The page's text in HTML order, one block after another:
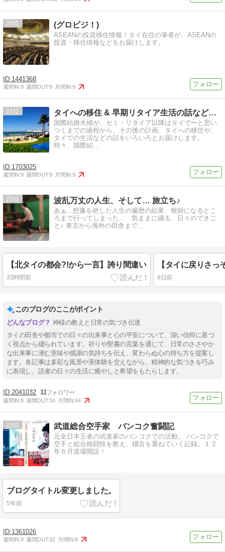
20 (グロビジ！)
ASEANの投資移住情報！タイ在住の筆者が、ASEANの
投資・移住情報などをお届けします。
1441368
週間IN:9 週間OUT:9 月間IN:9
21 タイへの移住 & 早期リタイア生活の話などをいろいろと
国際結婚夫婦が、セミ・リタイア以降はタイで〜と思い
つくまでの過程から、その後の計画、タイへの移住や、
タイでの生活などの話をいろいろとお届けします。
時々、国際結…
1703025
週間IN:9 週間OUT:9 月間IN:9
22 波乱万丈の人生、そして… 旅立ち♪
あぁ...想像を絶した人生の遍歴の結果、牧師になるとこ
ろまで行ってしまった... 気ままに綴る、日々のできご
と♪ 東京から海外の田舎まで…
【北タイの都会?!から一言】誇り間違い
33時間前
【タイに戻りさっ
8日前
このブログのここがポイント
神様の教えと日常の気づき伝達
タイの田舎や都市での日々の出来事と心の平安について、深い信仰に基づ
く視点から綴られています。祈りや聖書の言葉を通じて、日常のささやか
な出来事に潜む意味や感謝の気持ちを伝え、変わらぬ心の持ち方を提案し
ます。各記事は多彩な風景や実体験を交えながら、精神的な気づきを巧み
に表現し、読者の日々の生活に癒やしと希望をもたらします。
2041032 11
週間IN:8 週間OUT:34 月間IN:44
23 武道総合空手家 バンコク奮闘記
元全日本王者の武道家のバンコクでの活動。 バンコクで
空手と総合格闘技を教え、稽古を重ねていく記録。１２
年６月道場開設！
ブログタイトル変更しました。
5年前
1361026
週間IN:8 週間OUT:32 月間IN:8